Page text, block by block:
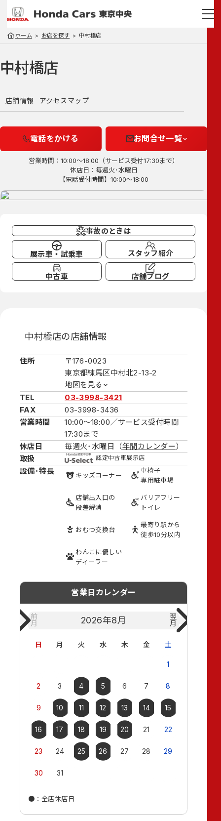
ホーム お店を探す 中村橋店
中村橋店
店舗情報 アクセスマップ
営業時間：10:00～18:00（サービス受付17:30まで）
休店日：毎週火･水曜日
【電話受付時間】10:00～18:00
電話をかける お問合せ一覧
事故のときは
展示車・試乗車 スタッフ紹介
中古車 店舗ブログ
中村橋店の店舗情報
住所
〒176-0023
東京都練馬区中村北2-13-2
地図を見る
TEL
03-3998-3421
FAX
03-3998-3436
営業時間
10:00～18:00／サービス受付時間
17:30まで
休店日
毎週火･水曜日（年間カレンダー）
取扱
認定中古車展示店
設備･特長 キッズコーナー
車椅子
専用駐車場
店舗出入口の
段差解消
バリアフリー
トイレ
おむつ交換台
最寄り駅から
徒歩10分以内
わんこに優しい
ディーラー
営業日カレンダー
前
月
翌
月
2026年8月
日 月 火 水 木 金 土
1
2 3 4 5 6 7 8
9 10 11 12 13 14 15
16 17 18 19 20 21 22
23 24 25 26 27 28 29
30 31
● ：全店休店日